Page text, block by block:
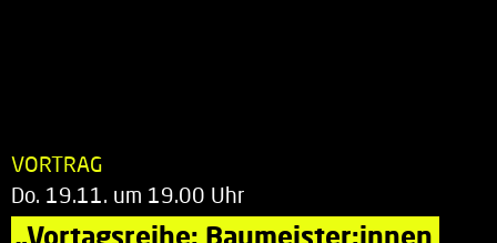
VORTRAG
Do. 19.11. um 19.00 Uhr
„Vortagsreihe: Baumeister:innen